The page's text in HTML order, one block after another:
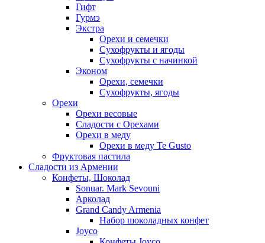
Гифт
Гурмэ
Экстра
Орехи и семечки
Сухофрукты и ягоды
Сухофрукты с начинкой
Эконом
Орехи, семечки
Сухофрукты, ягоды
Орехи
Орехи весовые
Сладости с Орехами
Орехи в меду
Орехи в меду Te Gusto
Фруктовая пастила
Сладости из Армении
Конфеты, Шоколад
Sonuar. Mark Sevouni
Арколад
Grand Candy Armenia
Набор шоколадных конфет
Joyco